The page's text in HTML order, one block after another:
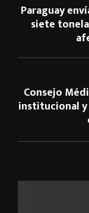
Paraguay
siete
Consejo
institucional